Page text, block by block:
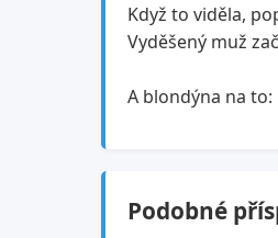
Když to viděla,
Vyděšený muž
A blondýna na
Podobné